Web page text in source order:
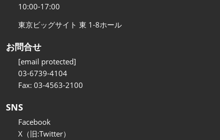
10:00-17:00
東京ビッグサイト 東 1-8ホール
お問合せ
[email protected]
03-6739-4104
Fax: 03-4563-2100
SNS
Facebook
X（旧:Twitter）